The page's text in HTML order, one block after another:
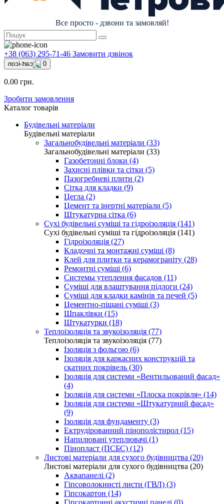
Все просто - дзвони та замовляй!
+38 (063) 295-71-46 Замовити дзвінок
0
0.00 грн.
Зробити замовлення
Каталог товарів
Будівельні матеріали
Будівельні матеріали
Загальнобудівельні матеріали (33)
Загальнобудівельні матеріали (33)
Газобетонні блоки (4)
Захисні плівки та сітки (5)
Пазогребневі плити (2)
Сітка для кладки (9)
Цегла (2)
Цемент та інертні матеріали (5)
Штукатурна сітка (6)
Сухі будівельні суміші та гідроізоляція (141)
Сухі будівельні суміші та гідроізоляція (141)
Гідроізоляція (27)
Кладочні та монтажні суміші (8)
Клей для плитки та керамограніту (28)
Ремонтні суміші (6)
Системы утепления фасадов (11)
Суміші для влаштування підлоги (24)
Суміші для кладки камінів та печей (5)
Цементно-піщані суміші (3)
Шпаклівки (15)
Штукатурки (18)
Теплоізоляція та звукоізоляція (77)
Теплоізоляція та звукоізоляція (77)
Ізоляція з фольгою (6)
Ізоляція для каркасних конструкцій та
скатних покрівель (30)
Ізоляція для системи «Вентильований фасад»
(4)
Ізоляція для системи «Плоска покрівля» (14)
Ізоляція для системи «Штукатурний фасад»
(9)
Ізоляція для фундаменту (3)
Ектрудірованний пінополістирол (15)
Напилювані утеплювачі (1)
Пінопласт (ПСБС) (12)
Листові матеріали для сухого будівництва (20)
Листові матеріали для сухого будівництва (20)
Аквапанелі (2)
Гіпсоволокнисті листи (ГВЛ) (3)
Гіпсокартон (14)
Гіпсокартонні акустичні панелі (0)